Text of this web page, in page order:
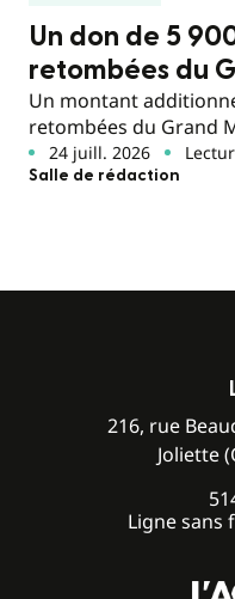
Un don de 5
retombées du
Un montant
retombées du Grand
24 juill. 2026
Salle de rédaction
216, rue
Joliette
Ligne sans